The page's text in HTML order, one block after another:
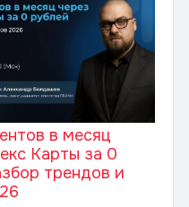
в месяц
Карты за 0
трендов и